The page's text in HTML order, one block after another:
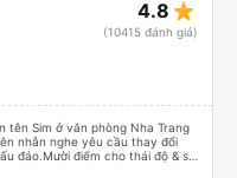
4.8 star_rate
(10415 đánh giá)
tên Sim ở văn phòng Nha Trang
nhẫn nghe yêu cầu thay đổi
đáo.Mười điểm cho thái độ & sự
bạn Sim và có hỏi thăm tài xế